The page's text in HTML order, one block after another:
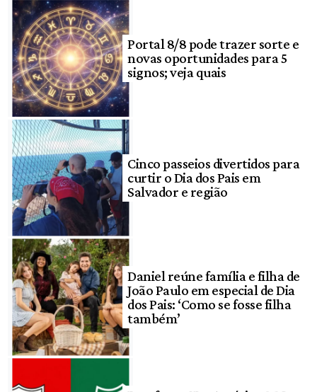
Portal 8/8 pode trazer sorte e
novas oportunidades para 5
signos; veja quais
Cinco passeios divertidos para
curtir o Dia dos Pais em
Salvador e região
Daniel reúne família e filha de
João Paulo em especial de Dia
dos Pais: ‘Como se fosse filha
também’